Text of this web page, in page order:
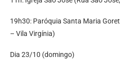
19h30: Paróquia Santa Maria
– Vila Virgínia)
Dia 23/10 (domingo)